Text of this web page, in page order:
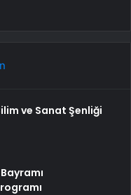
ve Sanat Şenliği